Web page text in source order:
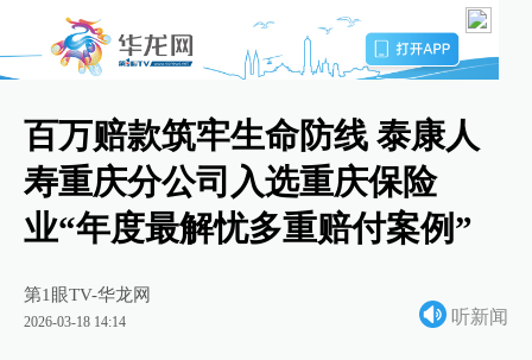
百万赔款筑牢生命防线 泰康人
寿重庆分公司入选重庆保险
业“年度最解忧多重赔付案例”
第1眼TV-华龙网
2026-03-18 14:14 听新闻